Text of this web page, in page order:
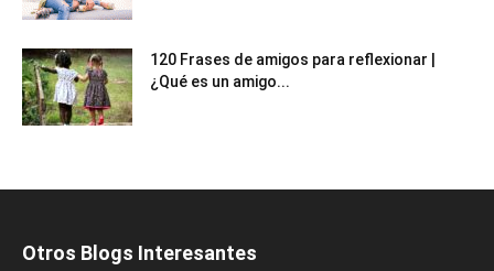
120 Frases de amigos para reflexionar |
¿Qué es un amigo...
Otros Blogs Interesantes